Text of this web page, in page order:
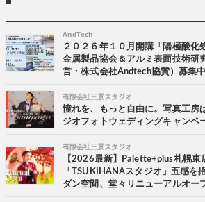
AndTech
２０２６年１０月開講「陽極酸化
金属製品協会＆アルミ表面技術研
営・株式会社Andtech協賛）募集
有限会社三景スタジオ
憧れを、もっと自由に。写真工房
ジオフォトウェディングキャンペ
有限会社三景スタジオ
【2026最新】Palette+plus札幌東
「TSUKIHANAスタジオ」五感を
ダン空間、堂々リニューアルオー